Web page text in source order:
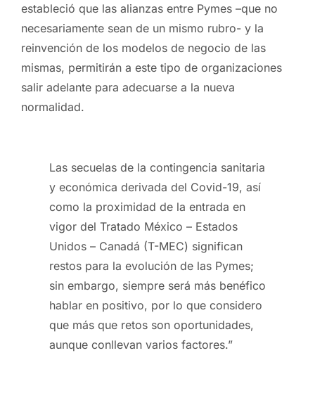
estableció que las alianzas entre Pymes –que no
necesariamente sean de un mismo rubro- y la
reinvención de los modelos de negocio de las
mismas, permitirán a este tipo de organizaciones
salir adelante para adecuarse a la nueva
normalidad.
Las secuelas de la contingencia sanitaria
y económica derivada del Covid-19, así
como la proximidad de la entrada en
vigor del Tratado México – Estados
Unidos – Canadá (T-MEC) significan
restos para la evolución de las Pymes;
sin embargo, siempre será más benéfico
hablar en positivo, por lo que considero
que más que retos son oportunidades,
aunque conllevan varios factores.”